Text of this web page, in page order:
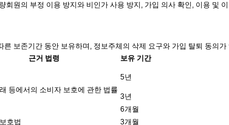
회원의 부정 이용 방지와 비인가 사용 방지, 가입 의사 확인, 이용
보존기간 동안 보유하며, 정보주체의 삭제 요구와 가입 탈퇴 동의
근거 법령
보유 기간
등에서의 소비자 보호에 관한 법률
5년
3년
6개월
호법
3개월